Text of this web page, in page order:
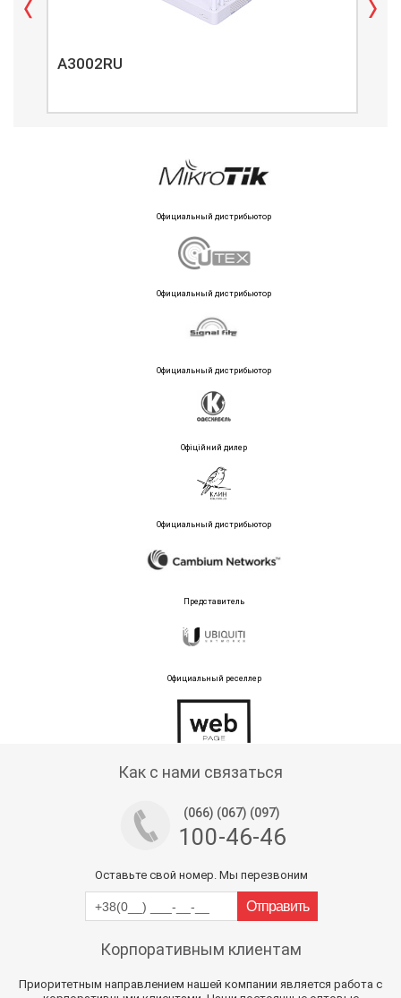
A3002RU
Официальный дистрибьютор
Официальный дистрибьютор
Официальный дистрибьютор
Офіційний дилер
Официальный дистрибьютор
Представитель
Официальный реселлер
Как с нами связаться
(066) (067) (097)
100-46-46
Оставьте свой номер. Мы перезвоним
Корпоративным клиентам
Приоритетным направлением нашей компании является работа с